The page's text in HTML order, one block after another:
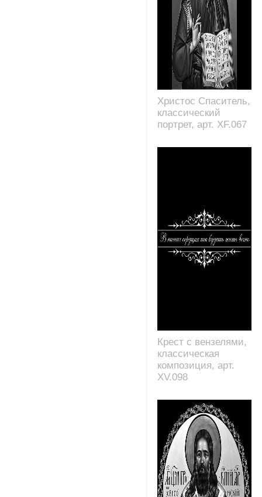
Христос Спаситель,
классический
портрет, арт. XF.067
Крест с вензелями,
классическая
композиция, арт.
XV.098